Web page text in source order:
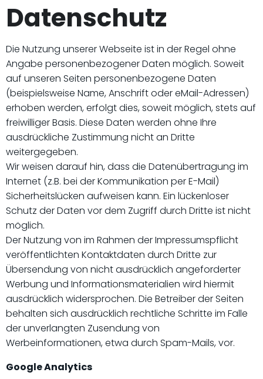
Datenschutz
Die Nutzung unserer Webseite ist in der Regel ohne
Angabe personenbezogener Daten möglich. Soweit
auf unseren Seiten personenbezogene Daten
(beispielsweise Name, Anschrift oder eMail-Adressen)
erhoben werden, erfolgt dies, soweit möglich, stets auf
freiwilliger Basis. Diese Daten werden ohne Ihre
ausdrückliche Zustimmung nicht an Dritte
weitergegeben.
Wir weisen darauf hin, dass die Datenübertragung im
Internet (z.B. bei der Kommunikation per E-Mail)
Sicherheitslücken aufweisen kann. Ein lückenloser
Schutz der Daten vor dem Zugriff durch Dritte ist nicht
möglich.
Der Nutzung von im Rahmen der Impressumspflicht
veröffentlichten Kontaktdaten durch Dritte zur
Übersendung von nicht ausdrücklich angeforderter
Werbung und Informationsmaterialien wird hiermit
ausdrücklich widersprochen. Die Betreiber der Seiten
behalten sich ausdrücklich rechtliche Schritte im Falle
der unverlangten Zusendung von
Werbeinformationen, etwa durch Spam-Mails, vor.
Google Analytics